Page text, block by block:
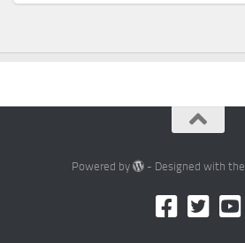
Powered by - Designed with the